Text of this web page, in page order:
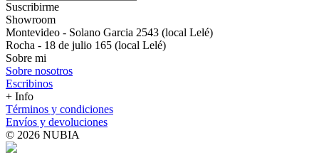
Suscribirme
Showroom
Montevideo - Solano Garcia 2543 (local Lelé)
Rocha - 18 de julio 165 (local Lelé)
Sobre mi
Sobre nosotros
Escribinos
+ Info
Términos y condiciones
Envíos y devoluciones
© 2026 NUBIA